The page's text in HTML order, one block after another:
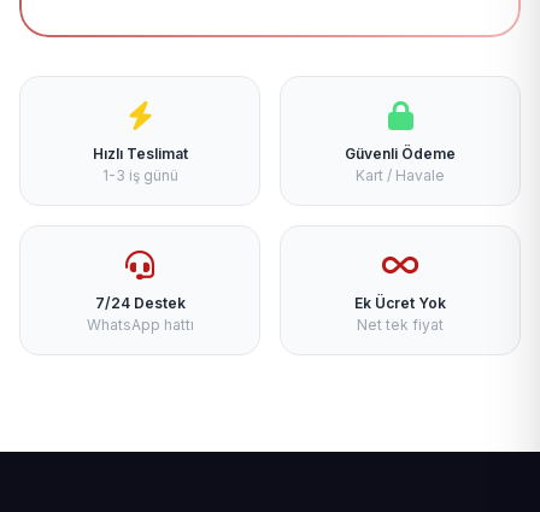
Hızlı Teslimat
1-3 iş günü
Güvenli Ödeme
Kart / Havale
7/24 Destek
WhatsApp hattı
Ek Ücret Yok
Net tek fiyat